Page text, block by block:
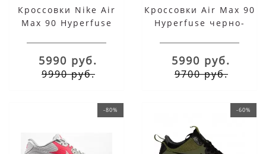
Кроссовки Nike Air
Max 90 Hyperfuse
5990 руб.
9990 руб.
Кроссовки Air Max 90
Hyperfuse черно-
5990 руб.
9700 руб.
-80% -60%